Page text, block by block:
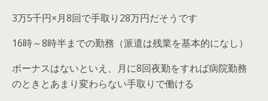
3万5千円×月8回で手取り28万円だそうです
16時～8時半までの勤務（派遣は残業を基本的になし）
ボーナスはないといえ、月に8回夜勤をすれば病院勤務
のときとあまり変わらない手取りで働ける